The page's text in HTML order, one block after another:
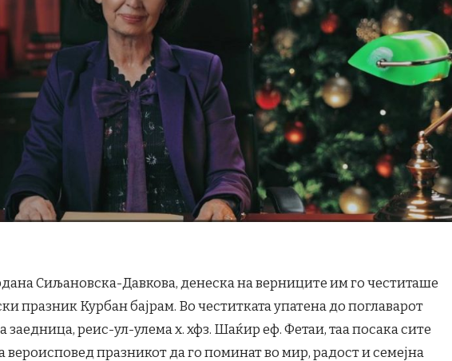
Сиљановска-Давкова, денеска на верниците им го честиташе
празник Курбан бајрам. Во честитката упатена до поглаварот
заедница, реис-ул-улема х. хфз. Шаќир еф. Фетаи, таа посака сите
празникот да го поминат во мир, радост и семејна